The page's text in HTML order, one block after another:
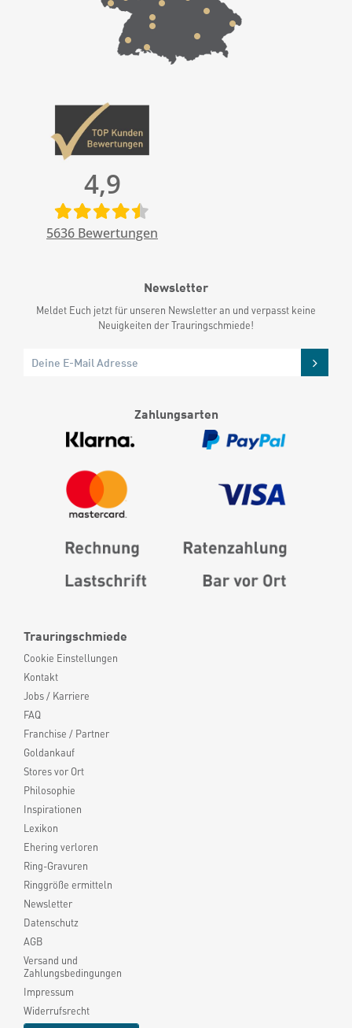
Trauringschmiede
Cookie Einstellungen
Kontakt
Jobs / Karriere
FAQ
Franchise / Partner
Goldankauf
Stores vor Ort
Philosophie
Inspirationen
Lexikon
Ehering verloren
Ring-Gravuren
Ringgröße ermitteln
Newsletter
Datenschutz
AGB
Versand und
Zahlungsbedingungen
Impressum
Widerrufsrecht
4,9
5636 Bewertungen
Newsletter
Meldet Euch jetzt für unseren Newsletter an und verpasst keine
Neuigkeiten der Trauringschmiede!
Zahlungsarten